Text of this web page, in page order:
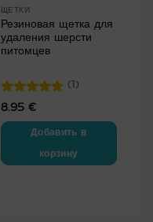
ЩЕТКИ
Резиновая щетка для
удаления шерсти
питомцев
Оценка
(1)
8.95 €
Добавить в
корзину